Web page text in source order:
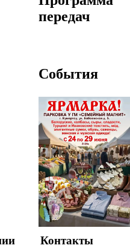
передач
События
Контакты